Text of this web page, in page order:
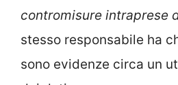
contromisure intraprese
stesso responsabile ha
sono evidenze circa un